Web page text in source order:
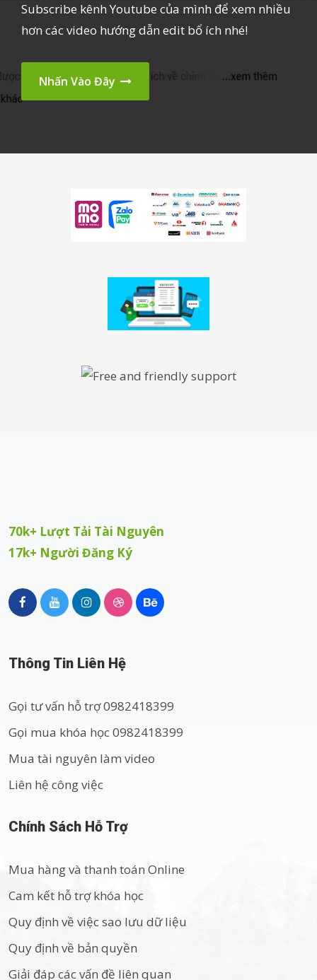
Subscribe kênh Youtube của mình để xem nhiều
hơn các video hướng dẫn edit bổ ích nhé!
Nhấn Vào Đây
70k+ Lượt Tải Tài Nguyên
17k+ Người Đăng Ký
Thông Tin Liên Hệ
Gọi tư vấn hỗ trợ 0982418399
Gọi mua khóa học 0982418399
Mua tài nguyên làm video
Liên hệ công việc
Chính Sách Hỗ Trợ
Mua hàng và thanh toán Online
Cam kết hỗ trợ khóa học
Quy định về việc sao lưu dữ liệu
Quy định về bản quyền
Giải đáp các vấn đề liên quan